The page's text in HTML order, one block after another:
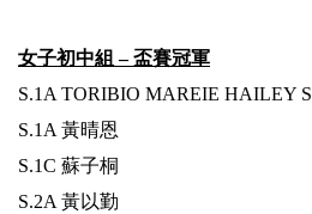
女子初中組 – 盃賽冠軍
S.1A TORIBIO MAREIE HAILEY
S.1A 黃晴恩
S.1C 蘇子桐
S.2A 黃以勤